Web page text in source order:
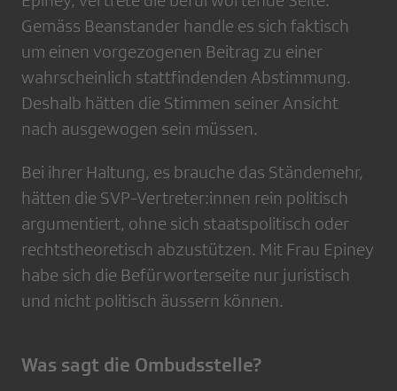
Gemäss Beanstander handle es sich faktisch
um einen vorgezogenen Beitrag zu einer
wahrscheinlich stattfindenden Abstimmung.
Deshalb hätten die Stimmen seiner Ansicht
nach ausgewogen sein müssen.
Bei ihrer Haltung, es brauche das Ständemehr,
hätten die SVP-Vertreter:innen rein politisch
argumentiert, ohne sich staatspolitisch oder
rechtstheoretisch abzustützen. Mit Frau Epiney
habe sich die Befürworterseite nur juristisch
und nicht politisch äussern können.
Was sagt die Ombudsstelle?